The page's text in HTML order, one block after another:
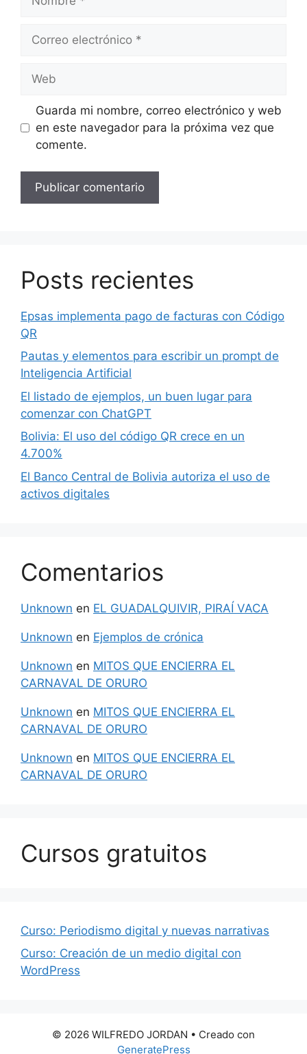
Correo
Web
Guarda mi nombre, correo electrónico y web
en este navegador para la próxima vez que
comente.
Posts recientes
Epsas implementa pago de facturas con Código
QR
Pautas y elementos para escribir un prompt de
Inteligencia Artificial
El listado de ejemplos, un buen lugar para
comenzar con ChatGPT
Bolivia: El uso del código QR crece en un
4.700%
El Banco Central de Bolivia autoriza el uso de
activos digitales
Comentarios
Unknown en EL GUADALQUIVIR, PIRAÍ VACA
Unknown en Ejemplos de crónica
Unknown en MITOS QUE ENCIERRA EL
CARNAVAL DE ORURO
Unknown en MITOS QUE ENCIERRA EL
CARNAVAL DE ORURO
Unknown en MITOS QUE ENCIERRA EL
CARNAVAL DE ORURO
Cursos gratuitos
Curso: Periodismo digital y nuevas narrativas
Curso: Creación de un medio digital con
WordPress
© 2026 WILFREDO JORDAN • Creado con
GeneratePress